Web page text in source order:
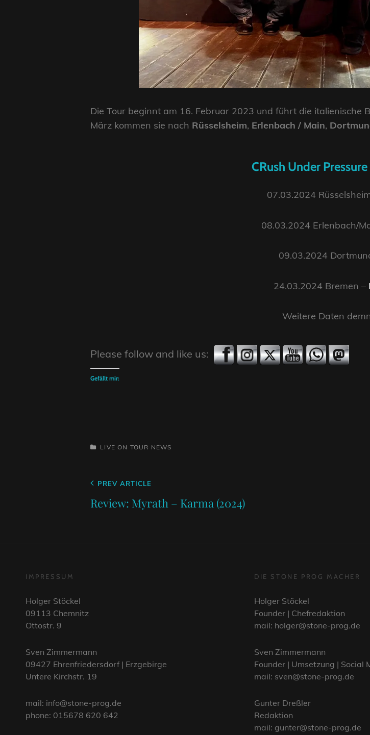
Die Tour beginnt am 16. Februar 2023 und führt die italienische
März kommen sie nach Rüsselsheim, Erlenbach / Main,
CRush Under
07.03.2024
08.03.2024 Erlenbach/
09.03.2024
24.03.2024 Bremen –
Weitere Daten
Please follow and like us:
Gefällt mir:
CATEGORIES
LIVE ON TOUR NEWS
Beitragsnavigation
Previous
Post
PREV ARTICLE
Review: Myrath – Karma (2024)
IMPRESSUM
Holger Stöckel
09113 Chemnitz
Ottostr. 9
Sven Zimmermann
09427 Ehrenfriedersdorf | Erzgebirge
Untere Kirchstr. 19
mail: info@stone-prog.de
phone: 015678 620 642
DIE STONE PROG MACHER
Holger Stöckel
Founder | Chefredaktion
mail: holger@stone-prog.de
Sven Zimmermann
Founder | Umsetzung | Social
mail: sven@stone-prog.de
Gunter Dreßler
Redaktion
mail: gunter@stone-prog.de